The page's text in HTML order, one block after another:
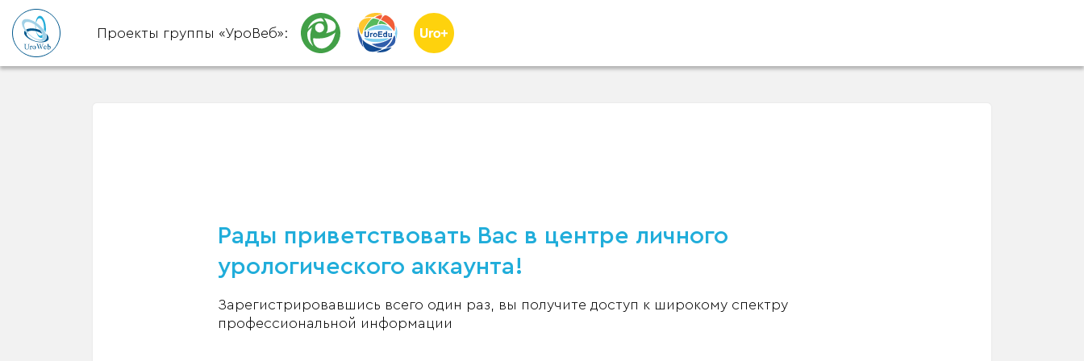
Проекты группы «УроВеб»:
Рады приветствовать Вас в центре личного
урологического аккаунта!
Зарегистрировавшись всего один раз, вы получите доступ к широкому спектру
профессиональной информации